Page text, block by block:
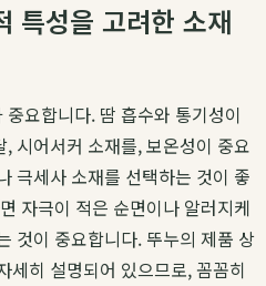
특성을 고려한 소재
요합니다. 땀 흡수와 통기성이
시어서커 소재를, 보온성이 중요
극세사 소재를 선택하는 것이 좋
자극이 적은 순면이나 알러지케
것이 중요합니다. 뚜누의 제품 상
세히 설명되어 있으므로, 꼼꼼히